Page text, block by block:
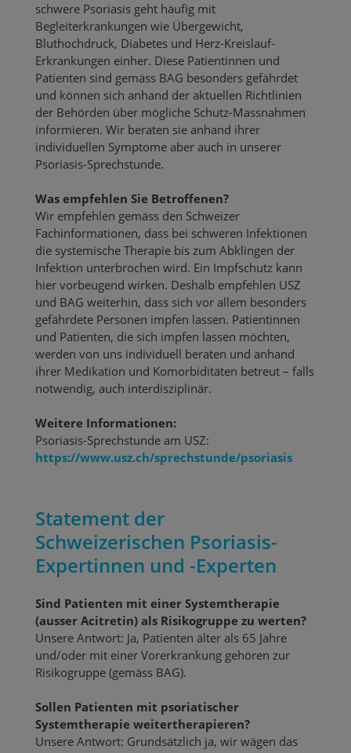
schwere Psoriasis geht häufig mit
Begleiterkrankungen wie Übergewicht,
Bluthochdruck, Diabetes und Herz-Kreislauf-
Erkrankungen einher. Diese Patientinnen und
Patienten sind gemäss BAG besonders gefährdet
und können sich anhand der aktuellen Richtlinien
der Behörden über mögliche Schutz-Massnahmen
informieren. Wir beraten sie anhand ihrer
individuellen Symptome aber auch in unserer
Psoriasis-Sprechstunde.
Was empfehlen Sie Betroffenen?
Wir empfehlen gemäss den Schweizer
Fachinformationen, dass bei schweren Infektionen
die systemische Therapie bis zum Abklingen der
Infektion unterbrochen wird. Ein Impfschutz kann
hier vorbeugend wirken. Deshalb empfehlen USZ
und BAG weiterhin, dass sich vor allem besonders
gefährdete Personen impfen lassen. Patientinnen
und Patienten, die sich impfen lassen möchten,
werden von uns individuell beraten und anhand
ihrer Medikation und Komorbiditäten betreut – falls
notwendig, auch interdisziplinär.
Weitere Informationen:
Psoriasis-Sprechstunde am USZ:
https://www.usz.ch/sprechstunde/psoriasis
Statement der
Schweizerischen Psoriasis-
Expertinnen und -Experten
Sind Patienten mit einer Systemtherapie
(ausser Acitretin) als Risikogruppe zu werten?
Unsere Antwort: Ja, Patienten älter als 65 Jahre
und/oder mit einer Vorerkrankung gehören zur
Risikogruppe (gemäss BAG).
Sollen Patienten mit psoriatischer
Systemtherapie weitertherapieren?
Unsere Antwort: Grundsätzlich ja, wir wägen das